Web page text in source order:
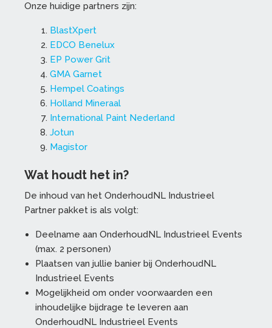
Onze huidige partners zijn:
BlastXpert
EDCO Benelux
EP Power Grit
GMA Garnet
Hempel Coatings
Holland Mineraal
International Paint Nederland
Jotun
Magistor
Wat houdt het in?
De inhoud van het OnderhoudNL Industrieel
Partner pakket is als volgt:
Deelname aan OnderhoudNL Industrieel Events
(max. 2 personen)
Plaatsen van jullie banier bij OnderhoudNL
Industrieel Events
Mogelijkheid om onder voorwaarden een
inhoudelijke bijdrage te leveren aan
OnderhoudNL Industrieel Events